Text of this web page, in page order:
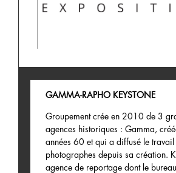
GAMMA-RAPHO KEYSTONE
Groupement crée en 2010 de 3
agences historiques : Gamma,
années 60 et qui a diffusé le
photographes depuis sa création.
agence de reportage dont le